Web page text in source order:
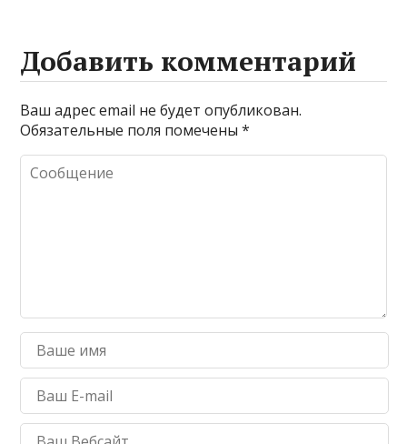
Добавить комментарий
Ваш адрес email не будет опубликован.
Обязательные поля помечены*